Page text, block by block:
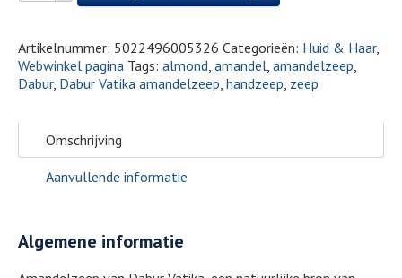
Artikelnummer: 5022496005326 Categorieën: Huid & Haar,
Webwinkel pagina Tags: almond amandel amandelzeep
Dabur, Dabur Vatika amandelzeep handzeep zeep
Omschrijving
Aanvullende informatie
Algemene informatie